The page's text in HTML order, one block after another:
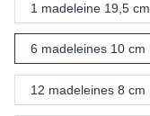
1 madeleine 19,5 cm
6 madeleines 10 cm
12 madeleines 8 cm